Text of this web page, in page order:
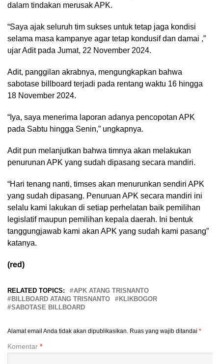
dalam tindakan merusak APK.
“Saya ajak seluruh tim sukses untuk tetap jaga kondisi
selama masa kampanye agar tetap kondusif dan damai ,”
ujar Adit pada Jumat, 22 November 2024.
Adit, panggilan akrabnya, mengungkapkan bahwa
sabotase billboard terjadi pada rentang waktu 16 hingga
18 November 2024.
“Iya, saya menerima laporan adanya pencopotan APK
pada Sabtu hingga Senin,” ungkapnya.
Adit pun melanjutkan bahwa timnya akan melakukan
penurunan APK yang sudah dipasang secara mandiri.
“Hari tenang nanti, timses akan menurunkan sendiri APK
yang sudah dipasang. Penuruan APK secara mandiri ini
selalu kami lakukan di setiap perhelatan baik pemilihan
legislatif maupun pemilihan kepala daerah. Ini bentuk
tanggungjawab kami akan APK yang sudah kami pasang”
katanya.
(red)
RELATED TOPICS:
APK ATANG TRISNANTO
BILLBOARD ATANG TRISNANTO
KLIKBOGOR
SABOTASE BILLBOARD
Alamat email Anda tidak akan dipublikasikan. Ruas yang wajib ditandai *
Komentar *